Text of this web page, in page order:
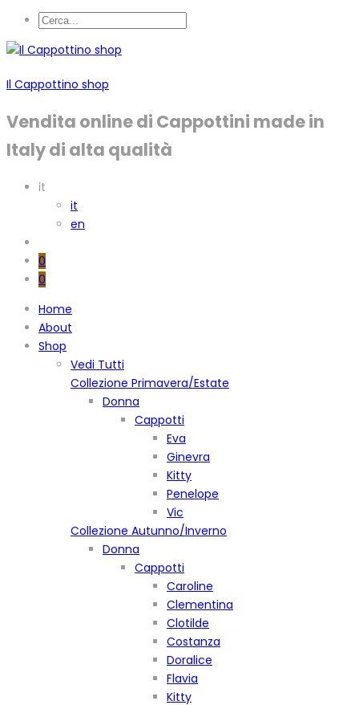
Il Cappottino shop
Vendita online di Cappottini made in
Italy di alta qualità
it
it
en
0
0
Home
About
Shop
Vedi Tutti
Collezione Primavera/Estate
Donna
Cappotti
Eva
Ginevra
Kitty
Penelope
Vic
Collezione Autunno/Inverno
Donna
Cappotti
Caroline
Clementina
Clotilde
Costanza
Doralice
Flavia
Kitty